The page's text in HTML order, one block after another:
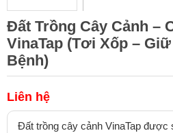
Đất Trồng Cây Cảnh –
VinaTap (Tơi Xốp –
Bệnh)
Liên hệ
Đất trồng cây cảnh VinaTap